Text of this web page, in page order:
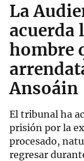
La
acuerda
hombre
Ansoáin
El tribunal ha
prisión por la
procesado,
regresar